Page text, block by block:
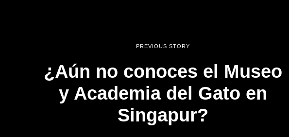
PREVIOUS STORY
¿Aún no conoces el Museo
y Academia del Gato en
Singapur?